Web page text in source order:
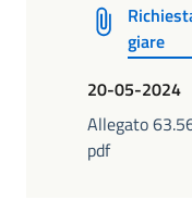
giare
20-05-2024
Allegato
pdf